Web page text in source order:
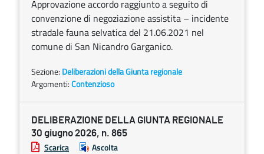
Approvazione accordo raggiunto a seguito di
convenzione di negoziazione assistita – incidente
stradale fauna selvatica del 21.06.2021 nel
comune di San Nicandro Garganico.
Sezione: Deliberazioni della Giunta regionale
Argomenti:Contenzioso
DELIBERAZIONE DELLA GIUNTA REGIONALE
30 giugno 2026, n. 865
Scarica Ascolta